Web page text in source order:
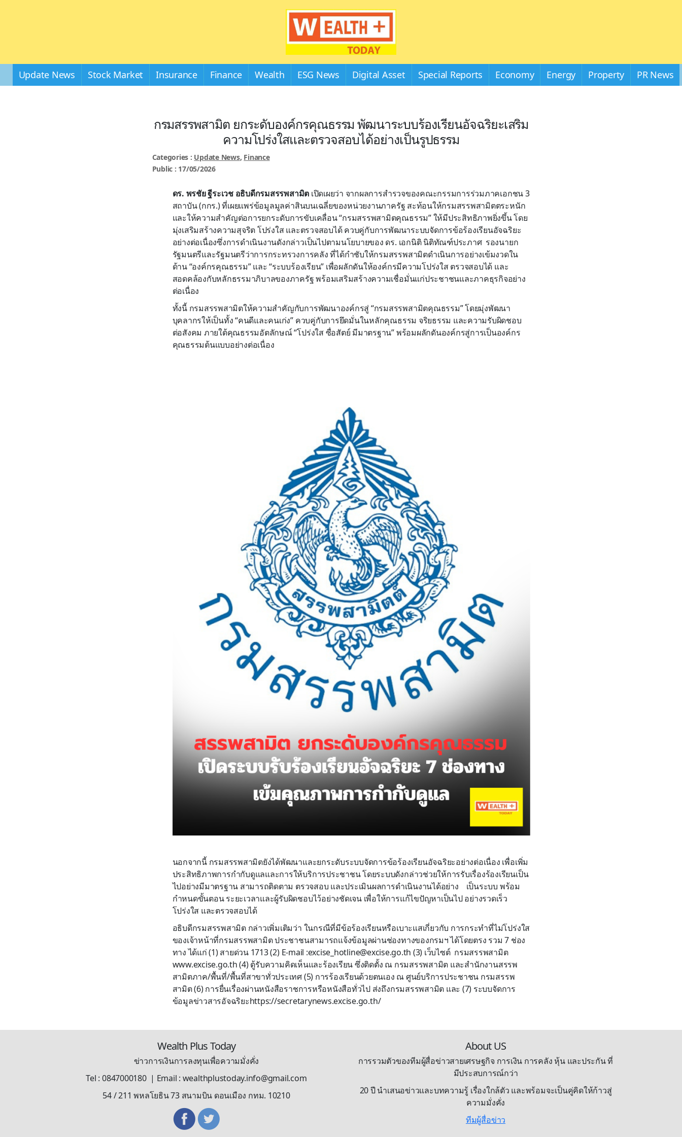
Update News Stock Market Insurance Finance Wealth ESG News Digital Asset Special Reports Economy Energy Property PR News
กรมสรรพสามิต ยกระดับองค์กรคุณธรรม พัฒนาระบบร้องเรียนอัจฉริยะเสริม
ความโปร่งใสและตรวจสอบได้อย่างเป็นรูปธรรม
Categories : Update News, Finance
Public : 17/05/2026
ดร. พรชัย ฐีระเวช อธิบดีกรมสรรพสามิต เปิดเผยว่า จากผลการสำรวจของคณะกรรมการร่วมภาคเอกชน 3
สถาบัน (กกร.) ที่เผยแพร่ข้อมูลมูลค่าสินบนเฉลี่ยของหน่วยงานภาครัฐ สะท้อนให้กรมสรรพสามิตตระหนัก
และให้ความสำคัญต่อการยกระดับการขับเคลื่อน “กรมสรรพสามิตคุณธรรม” ให้มีประสิทธิภาพยิ่งขึ้น โดย
มุ่งเสริมสร้างความสุจริต โปร่งใส และตรวจสอบได้ ควบคู่กับการพัฒนาระบบจัดการข้อร้องเรียนอัจฉริยะ
อย่างต่อเนื่องซึ่งการดำเนินงานดังกล่าวเป็นไปตามนโยบายของ ดร. เอกนิติ นิติทัณฑ์ประภาศ รองนายก
รัฐมนตรีและรัฐมนตรีว่าการกระทรวงการคลัง ที่ได้กำชับให้กรมสรรพสามิตดำเนินการอย่างเข้มงวดใน
ด้าน “องค์กรคุณธรรม” และ “ระบบร้องเรียน” เพื่อผลักดันให้องค์กรมีความโปร่งใส ตรวจสอบได้ และ
สอดคล้องกับหลักธรรมาภิบาลของภาครัฐ พร้อมเสริมสร้างความเชื่อมั่นแก่ประชาชนและภาคธุรกิจอย่าง
ต่อเนื่อง
ทั้งนี้ กรมสรรพสามิตให้ความสำคัญกับการพัฒนาองค์กรสู่ “กรมสรรพสามิตคุณธรรม” โดยมุ่งพัฒนา
บุคลากรให้เป็นทั้ง “คนดีและคนเก่ง” ควบคู่กับการยึดมั่นในหลักคุณธรรม จริยธรรม และความรับผิดชอบ
ต่อสังคม ภายใต้คุณธรรมอัตลักษณ์ “โปร่งใส ซื่อสัตย์ มีมาตรฐาน” พร้อมผลักดันองค์กรสู่การเป็นองค์กร
คุณธรรมต้นแบบอย่างต่อเนื่อง
นอกจากนี้ กรมสรรพสามิตยังได้พัฒนาและยกระดับระบบจัดการข้อร้องเรียนอัจฉริยะอย่างต่อเนื่อง เพื่อเพิ่ม
ประสิทธิภาพการกำกับดูแลและการให้บริการประชาชน โดยระบบดังกล่าวช่วยให้การรับเรื่องร้องเรียนเป็น
ไปอย่างมีมาตรฐาน สามารถติดตาม ตรวจสอบ และประเมินผลการดำเนินงานได้อย่าง เป็นระบบ พร้อม
กำหนดขั้นตอน ระยะเวลาและผู้รับผิดชอบไว้อย่างชัดเจน เพื่อให้การแก้ไขปัญหาเป็นไป อย่างรวดเร็ว
โปร่งใส และตรวจสอบได้
อธิบดีกรมสรรพสามิต กล่าวเพิ่มเติมว่า ในกรณีที่มีข้อร้องเรียนหรือเบาะแสเกี่ยวกับ การกระทำที่ไม่โปร่งใส
ของเจ้าหน้าที่กรมสรรพสามิต ประชาชนสามารถแจ้งข้อมูลผ่านช่องทางของกรมฯ ได้โดยตรง รวม 7 ช่อง
ทาง ได้แก่ (1) สายด่วน 1713 (2) E-mail :excise_hotline@excise.go.th (3) เว็บไซต์ กรมสรรพสามิต
www.excise.go.th (4) ตู้รับความคิดเห็นและร้องเรียน ซึ่งติดตั้ง ณ กรมสรรพสามิต และสำนักงานสรรพ
สามิตภาค/พื้นที่/พื้นที่สาขาทั่วประเทศ (5) การร้องเรียนด้วยตนเอง ณ ศูนย์บริการประชาชน กรมสรรพ
สามิต (6) การยื่นเรื่องผ่านหนังสือราชการหรือหนังสือทั่วไป ส่งถึงกรมสรรพสามิต และ (7) ระบบจัดการ
ข้อมูลข่าวสารอัจฉริยะhttps://secretarynews.excise.go.th/
Wealth Plus Today
ข่าวการเงินการลงทุนเพื่อความมั่งคั่ง
Tel : 0847000180 | Email : wealthplustoday.info@gmail.com
54 / 211 พหลโยธิน 73 สนามบิน ดอนเมือง กทม. 10210
About US
การรวมตัวของทีมผู้สื่อข่าวสายเศรษฐกิจ การเงิน การคลัง หุ้น และประกัน ที่
มีประสบการณ์กว่า
20 ปี นำเสนอข่าวและบทความรู้ เรื่องใกล้ตัว และพร้อมจะเป็นคู่คิดให้ก้าวสู่
ความมั่งคั่ง
ทีมผู้สื่อข่าว